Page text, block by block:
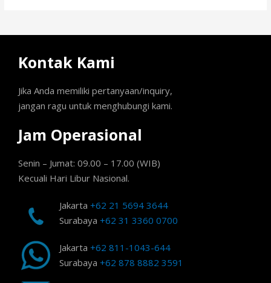
Kontak Kami
Jika Anda memiliki pertanyaan/inquiry,
jangan ragu untuk menghubungi kami.
Jam Operasional
Senin – Jumat: 09.00 – 17.00 (WIB)
Kecuali Hari Libur Nasional.
Jakarta +62 21 5694 3644
Surabaya +62 31 3360 0700
Jakarta +62 811-1043-644
Surabaya +62 878 8882 3591